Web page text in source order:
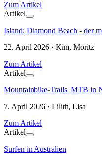
Zum Artikel
Artikel
Island: Diamond Beach - der
22. April 2026 · Kim, Moritz
Zum Artikel
Artikel
Mountainbike-Trails: MTB in
7. April 2026 · Lilith, Lisa
Zum Artikel
Artikel
Surfen in Australien